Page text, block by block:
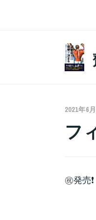
2021年6
フ
㊗️発売❗️